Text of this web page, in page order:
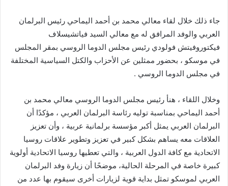
جاء ذلك خلال لقاء معالي محمد بن أحمد اليماحي رئيس البرلمان
العربي والوفد المرافق له مع معالي السيد فياتشيسلاف
فيكتوروفيتش فولودي رئيس مجلس الدوما الروسي بمقر المجلس
في موسكو ، بحضور ممثلين عن الأحزاب والكتل السياسية المختلفة
في مجلس الدوما الروسي .
وخلال اللقاء ، هنأ رئيس مجلس الدوما الروسي معالي محمد بن
أحمد اليماحي بمناسبة توليه رئاسة البرلمان العربي ، مؤكدًا أن
البرلمان العربي يمثل أكبر مؤسسة برلمانية عربية ، وأن تعزيز
العلاقات معه يساهم بشكل كبير في تعزيز وتطوير علاقات روسيا
الاتحادية مع كافة الدول العربية ، والتي تعطيها روسيا الاتحادية أولوية
كبيرة خاصة في المرحلة الحالية، موضحًا أن زيارة وفد البرلمان
العربي لموسكو تمثل بداية قوية لزيارات أخرى سيقوم بها عدد من